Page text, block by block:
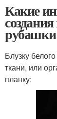
Какие
рубашки
Блузку
ткани, или
планку: